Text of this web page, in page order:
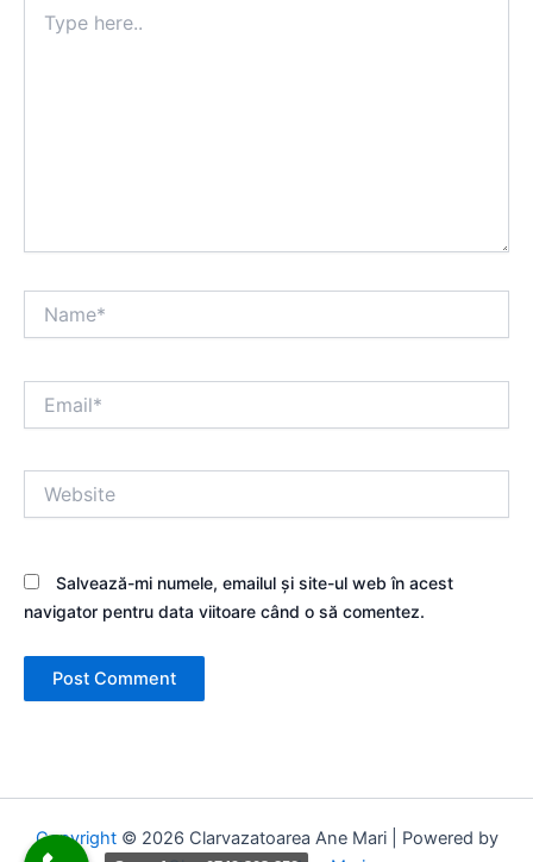
here..
Salvează-mi numele, emailul și site-ul web în acest
navigator pentru data viitoare când o să comentez.
Copyright© 2026 Clarvazatoarea Ane Mari | Powered by